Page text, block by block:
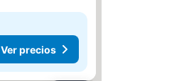
Ver precios